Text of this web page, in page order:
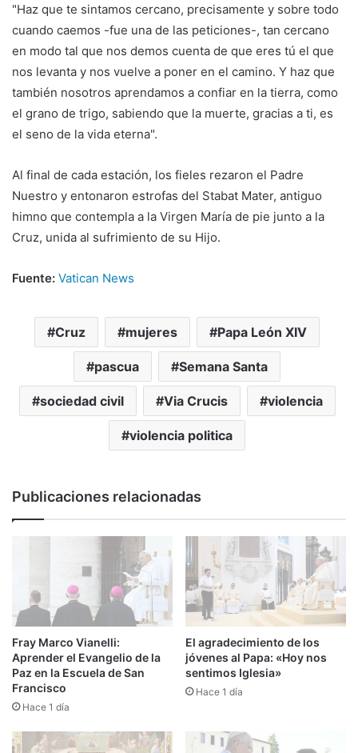
"Haz que te sintamos cercano, precisamente y sobre todo
cuando caemos -fue una de las peticiones-, tan cercano
en modo tal que nos demos cuenta de que eres tú el que
nos levanta y nos vuelve a poner en el camino. Y haz que
también nosotros aprendamos a confiar en la tierra, como
el grano de trigo, sabiendo que la muerte, gracias a ti, es
el seno de la vida eterna".
Al final de cada estación, los fieles rezaron el Padre
Nuestro y entonaron estrofas del Stabat Mater, antiguo
himno que contempla a la Virgen María de pie junto a la
Cruz, unida al sufrimiento de su Hijo.
Fuente: Vatican News
Cruz mujeres Papa León XIV
pascua Semana Santa
sociedad civil Via Crucis violencia
violencia politica
Publicaciones relacionadas
Fray Marco Vianelli:
Aprender el Evangelio de la
Paz en la Escuela de San
Francisco
Hace 1 día
El agradecimiento de los
jóvenes al Papa: «Hoy nos
sentimos Iglesia»
Hace 1 día